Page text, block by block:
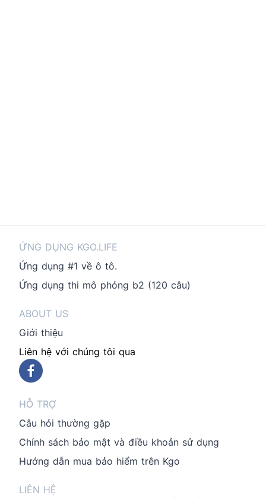
ỨNG DỤNG KGO.LIFE
Ứng dụng #1 về ô tô.
Ứng dụng thi mô phỏng b2 (120 câu)
ABOUT US
Giới thiệu
Liên hệ với chúng tôi qua
HỖ TRỢ
Câu hỏi thường gặp
Chính sách bảo mật và điều khoản sử dụng
Hướng dẫn mua bảo hiểm trên Kgo
LIÊN HỆ